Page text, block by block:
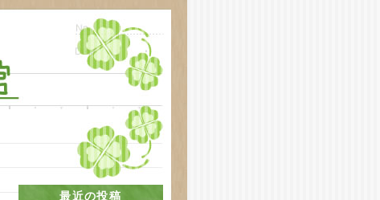
最近の投稿